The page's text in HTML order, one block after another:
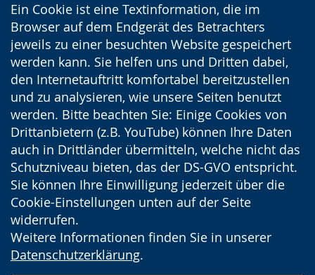
Ein Cookie ist eine Textinformation, die im
Browser auf dem Endgerät des Betrachters
jeweils zu einer besuchten Website gespeichert
werden kann. Sie helfen uns und Dritten dabei,
den Internetauftritt komfortabel bereitzustellen
und zu analysieren, wie unsere Seiten benutzt
werden. Bitte beachten Sie: Einige Cookies von
Drittanbietern (z.B. YouTube) können Ihre Daten
auch in Drittländer übermitteln, welche nicht das
Schutzniveau bieten, das der DS-GVO entspricht.
Sie können Ihre Einwilligung jederzeit über die
Cookie-Einstellungen unten auf der Seite
widerrufen.
Weitere Informationen finden Sie in unserer
Datenschutzerklärung.